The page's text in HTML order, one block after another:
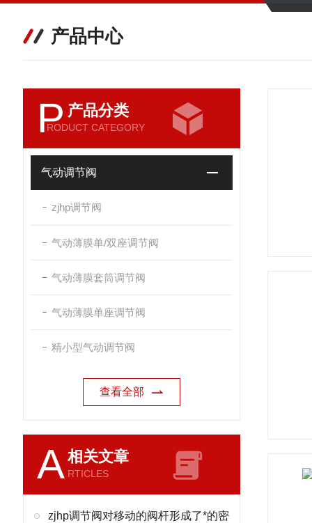
产品中心
P 产品分类
RODUCT CATEGORY
气动调节阀
zjhp调节阀
气动薄膜单/双座调节阀
气动薄膜套筒调节阀
气动薄膜单座调节阀
精小型气动调节阀
查看全部
A相关文章
RTICLES
zjhp调节阀对移动的阀杆形成了*的密